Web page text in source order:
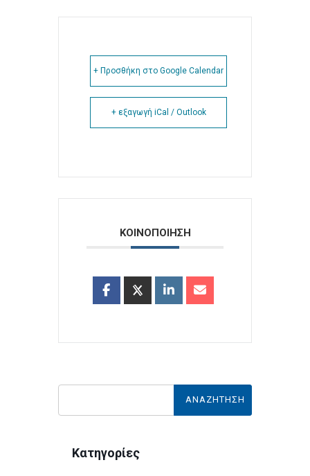
+ Προσθήκη στο Google Calendar
+ εξαγωγή iCal / Outlook
ΚΟΙΝΟΠΟΙΗΣΗ
Κατηγορίες